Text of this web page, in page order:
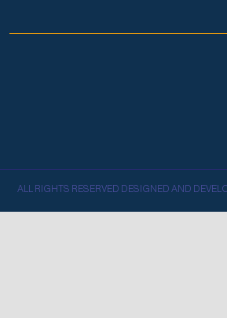
ALL RIGHTS RESERVED DESIGNED AND